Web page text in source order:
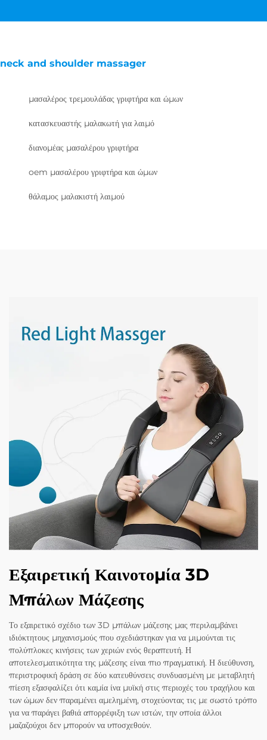
neck and shoulder massager
μασαλέρος τρεμουλάδας γριφτήρα και ώμων
κατασκευαστής μαλακωτή για λαιμό
διανομέας μασαλέρου γριφτήρα
oem μασαλέρου γριφτήρα και ώμων
θάλαμος μαλακιστή λαιμού
Εξαιρετική Καινοτομία 3D
Μπάλων Μάζεσης
Το εξαιρετικό σχέδιο των 3D μπάλων μάζεσης μας περιλαμβάνει
ιδιόκτητους μηχανισμούς που σχεδιάστηκαν για να μιμούνται τις
πολύπλοκες κινήσεις των χεριών ενός θεραπευτή. Η
αποτελεσματικότητα της μάζεσης είναι πιο πραγματική. Η διεύθυνση,
περιστροφική δράση σε δύο κατευθύνσεις συνδυασμένη με μεταβλητή
πίεση εξασφαλίζει ότι καμία ίνα μυϊκή στις περιοχές του τραχήλου και
των ώμων δεν παραμένει αμελημένη, στοχεύοντας τις με σωστό τρόπο
για να παράγει βαθιά απορρέφιξη των ιστών, την οποία άλλοι
μαζαζούχοι δεν μπορούν να υποσχεθούν.